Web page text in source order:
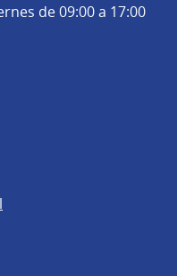
de 09:00 a 17:00